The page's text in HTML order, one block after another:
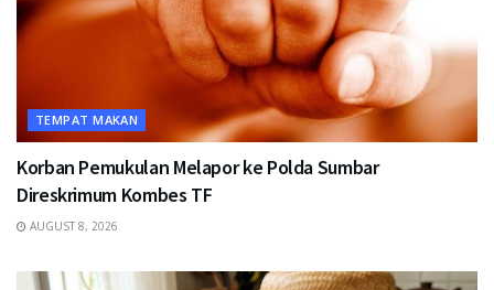
TEMPAT MAKAN
Korban Pemukulan Melapor ke Polda Sumbar
Direskrimum Kombes TF
AUGUST 8, 2026